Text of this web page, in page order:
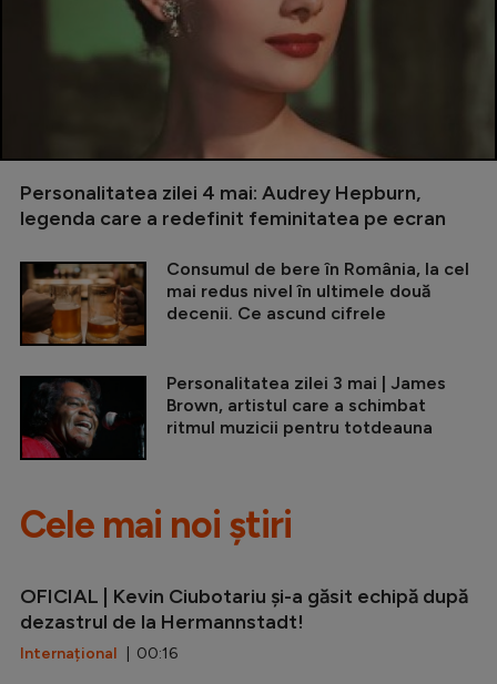
Personalitatea zilei 4 mai: Audrey Hepburn,
legenda care a redefinit feminitatea pe ecran
Consumul de bere în România, la cel
mai redus nivel în ultimele două
decenii. Ce ascund cifrele
Personalitatea zilei 3 mai | James
Brown, artistul care a schimbat
ritmul muzicii pentru totdeauna
Cele mai noi știri
OFICIAL | Kevin Ciubotariu și-a găsit echipă după
dezastrul de la Hermannstadt!
Internațional | 00:16